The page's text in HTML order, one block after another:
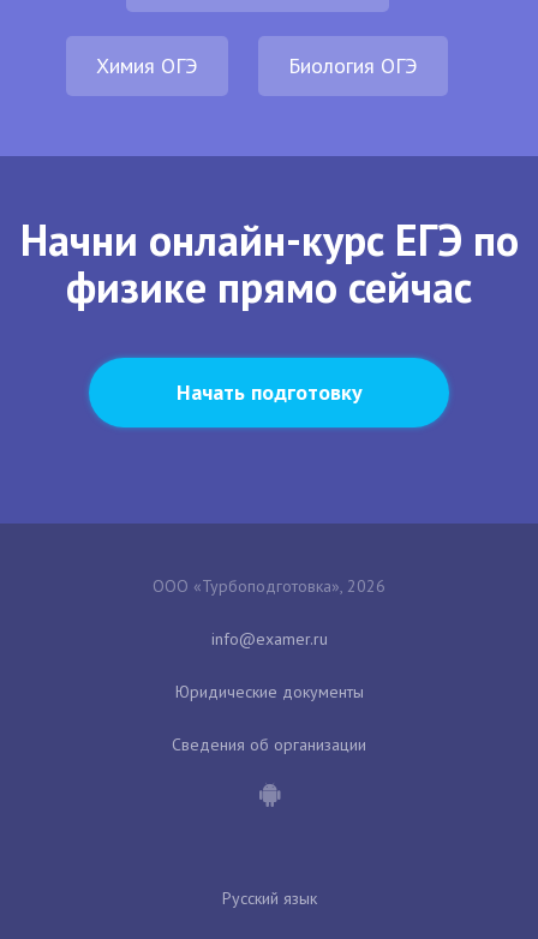
Химия ОГЭ Биология ОГЭ
Начни онлайн-курс ЕГЭ по
физике прямо сейчас
Начать подготовку
ООО «Турбоподготовка», 2026
Юридические документы
Сведения об организации
Русский язык